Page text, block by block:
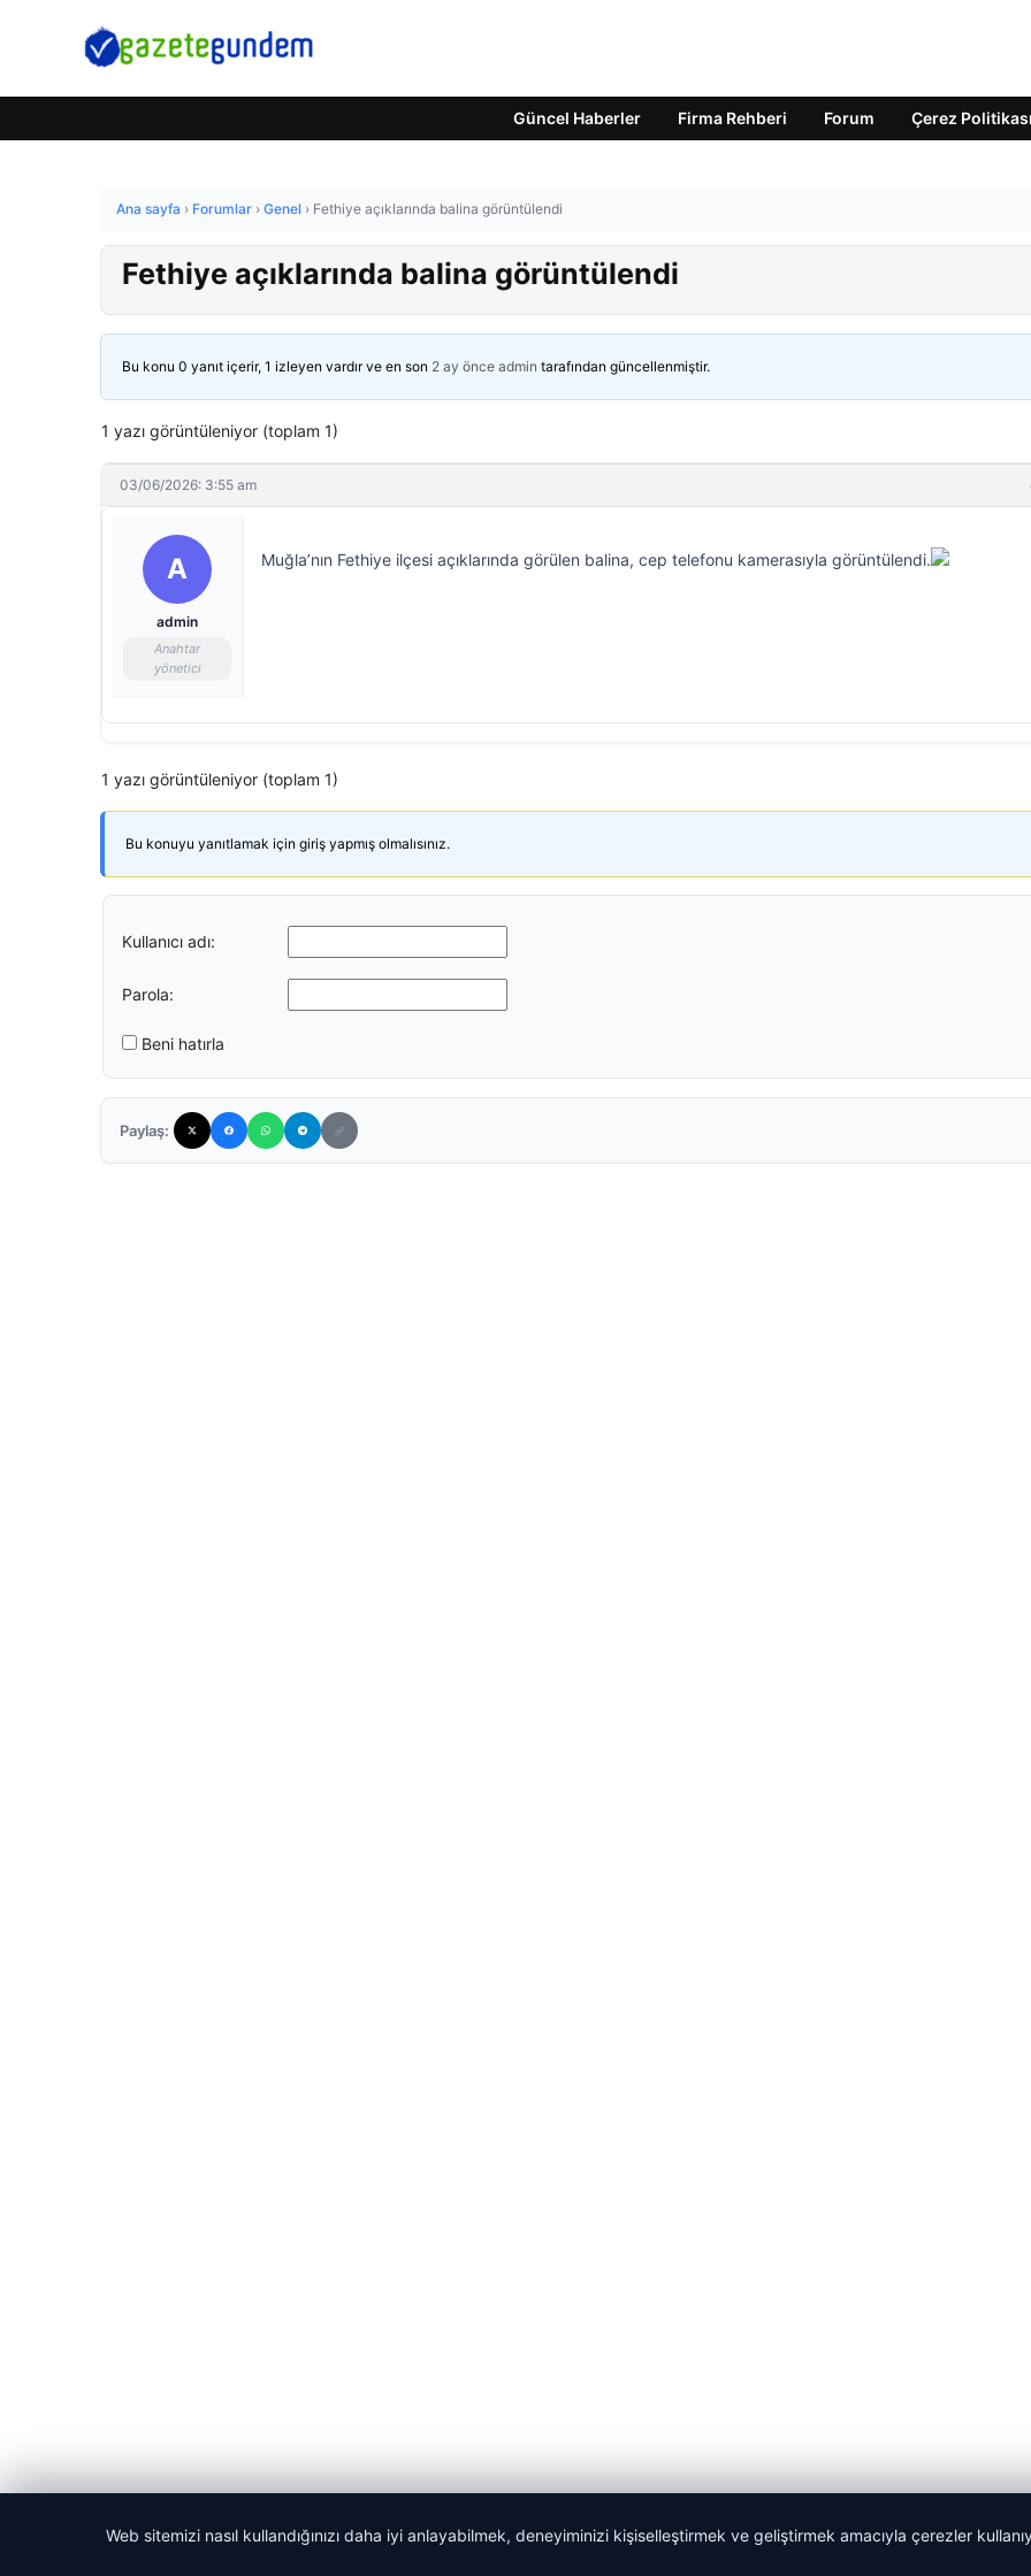
Güncel Haberler Firma Rehberi Forum Çerez Politikası
Ana sayfa › Forumlar › Genel › Fethiye açıklarında balina görüntülendi
Fethiye açıklarında balina görüntülendi
Bu konu 0 yanıt içerir, 1 izleyen vardır ve en son 2 ay önce admin tarafından güncellenmiştir.
1 yazı görüntüleniyor (toplam 1)
03/06/2026: 3:55 am
A
admin
Anahtar
yönetici
Muğla’nın Fethiye ilçesi açıklarında görülen balina, cep telefonu kamerasıyla görüntülendi.
1 yazı görüntüleniyor (toplam 1)
Bu konuyu yanıtlamak için giriş yapmış olmalısınız.
Kullanıcı adı:
Parola:
Beni hatırla
Paylaş:
Web sitemizi nasıl kullandığınızı daha iyi anlayabilmek, deneyiminizi kişiselleştirmek ve geliştirmek amacıyla çerezler